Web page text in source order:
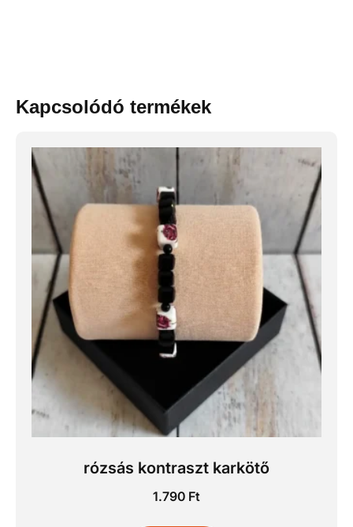
Kapcsolódó termékek
rózsás kontraszt karkötő
1.790 Ft